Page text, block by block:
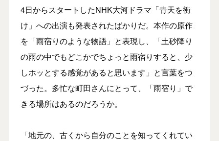
4日からスタートしたNHK大河ドラマ「青天を衝
け」への出演も発表されたばかりだ。本作の原作
を「雨宿りのような物語」と表現し、「土砂降り
の雨の中でもどこかでちょっと雨宿りすると、少
しホッとする感覚があると思います」と言葉をつ
づった。多忙な町田さんにとって、「雨宿り」で
きる場所はあるのだろうか。
「地元の、古くから自分のことを知ってくれてい